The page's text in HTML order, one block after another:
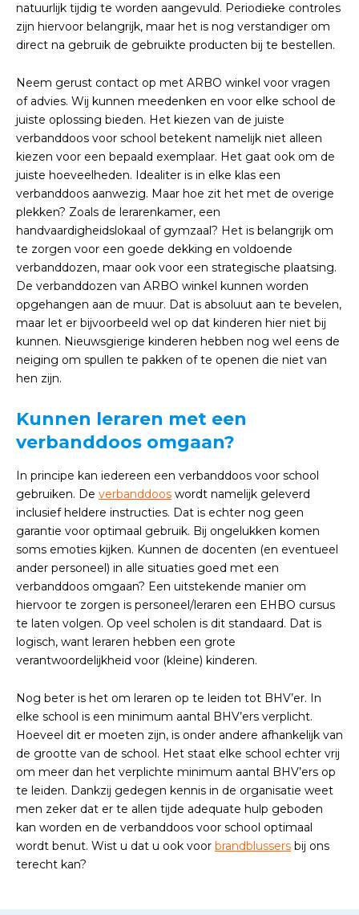
natuurlijk tijdig te worden aangevuld. Periodieke controles
zijn hiervoor belangrijk, maar het is nog verstandiger om
direct na gebruik de gebruikte producten bij te bestellen.
Neem gerust contact op met ARBO winkel voor vragen
of advies. Wij kunnen meedenken en voor elke school de
juiste oplossing bieden. Het kiezen van de juiste
verbanddoos voor school betekent namelijk niet alleen
kiezen voor een bepaald exemplaar. Het gaat ook om de
juiste hoeveelheden. Idealiter is in elke klas een
verbanddoos aanwezig. Maar hoe zit het met de overige
plekken? Zoals de lerarenkamer, een
handvaardigheidslokaal of gymzaal? Het is belangrijk om
te zorgen voor een goede dekking en voldoende
verbanddozen, maar ook voor een strategische plaatsing.
De verbanddozen van ARBO winkel kunnen worden
opgehangen aan de muur. Dat is absoluut aan te bevelen,
maar let er bijvoorbeeld wel op dat kinderen hier niet bij
kunnen. Nieuwsgierige kinderen hebben nog wel eens de
neiging om spullen te pakken of te openen die niet van
hen zijn.
Kunnen leraren met een
verbanddoos omgaan?
In principe kan iedereen een verbanddoos voor school
gebruiken. De verbanddoos wordt namelijk geleverd
inclusief heldere instructies. Dat is echter nog geen
garantie voor optimaal gebruik. Bij ongelukken komen
soms emoties kijken. Kunnen de docenten (en eventueel
ander personeel) in alle situaties goed met een
verbanddoos omgaan? Een uitstekende manier om
hiervoor te zorgen is personeel/leraren een EHBO cursus
te laten volgen. Op veel scholen is dit standaard. Dat is
logisch, want leraren hebben een grote
verantwoordelijkheid voor (kleine) kinderen.
Nog beter is het om leraren op te leiden tot BHV’er. In
elke school is een minimum aantal BHV’ers verplicht.
Hoeveel dit er moeten zijn, is onder andere afhankelijk van
de grootte van de school. Het staat elke school echter vrij
om meer dan het verplichte minimum aantal BHV’ers op
te leiden. Dankzij gedegen kennis in de organisatie weet
men zeker dat er te allen tijde adequate hulp geboden
kan worden en de verbanddoos voor school optimaal
wordt benut. Wist u dat u ook voor brandblussers bij ons
terecht kan?